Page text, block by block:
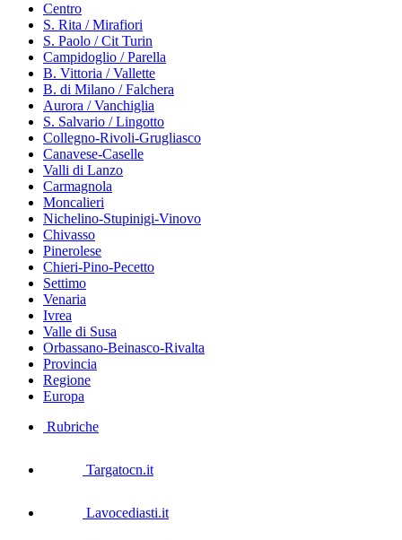
Centro
S. Rita / Mirafiori
S. Paolo / Cit Turin
Campidoglio / Parella
B. Vittoria / Vallette
B. di Milano / Falchera
Aurora / Vanchiglia
S. Salvario / Lingotto
Collegno-Rivoli-Grugliasco
Canavese-Caselle
Valli di Lanzo
Carmagnola
Moncalieri
Nichelino-Stupinigi-Vinovo
Chivasso
Pinerolese
Chieri-Pino-Pecetto
Settimo
Venaria
Ivrea
Valle di Susa
Orbassano-Beinasco-Rivalta
Provincia
Regione
Europa
Rubriche
Targatocn.it
Lavocediasti.it